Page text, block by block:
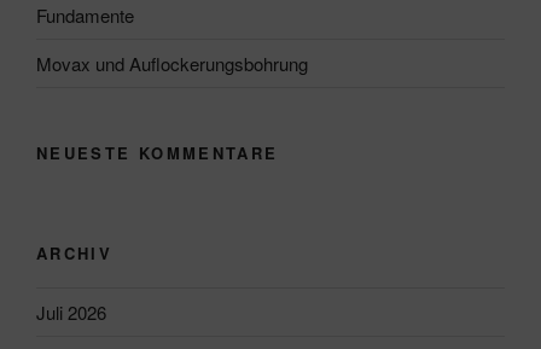
Fundamente
Movax und Auflockerungsbohrung
NEUESTE KOMMENTARE
ARCHIV
Juli 2026